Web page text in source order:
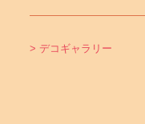
> デコギャラリー